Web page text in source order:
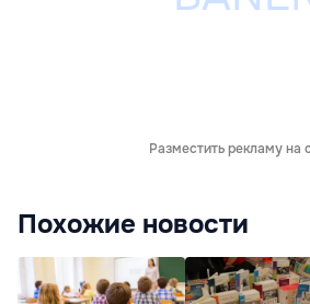
Разместить рекламу на
Похожие новости